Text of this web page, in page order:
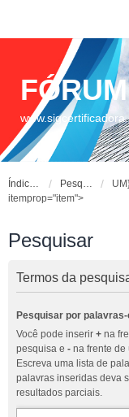
Índice do fórum Pesquisar
itemprop="item">
Pesquisar
Termos da
Pesquisar por
Você pode inserir + na
pesquisa e - na frente de
Escreva uma lista de
palavras inseridas deva
resultados parciais.